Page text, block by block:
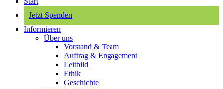
Jetzt Spenden
Informieren
Über uns
Vorstand & Team
Auftrag & Engagement
Leitbild
Ethik
Geschichte